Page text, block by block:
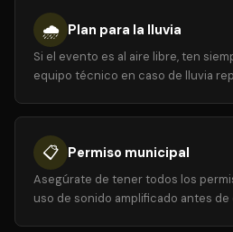
🌧️ Plan para la lluvia
Si el evento es al aire libre, ten
equipo técnico en caso de lluvia
📋 Permiso municipal
Asegúrate de tener todos los
uso de sonido amplificado antes de